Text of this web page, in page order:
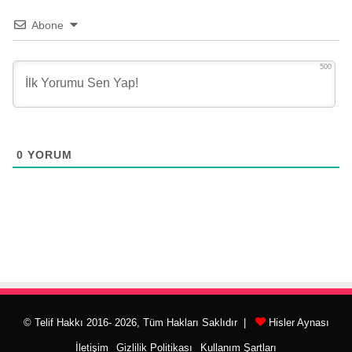
Abone
500
0 YORUM
© Telif Hakkı 2016- 2026, Tüm Hakları Saklıdır | Hisler Aynası
İletişim Gizlilik Politikası Kullanım Şartları